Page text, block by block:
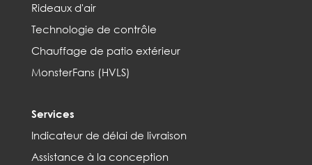
Rideaux d'air
Technologie de contrôle
Chauffage de patio extérieur
MonsterFans (HVLS)
Services
Indicateur de délai de livraison
Assistance à la conception